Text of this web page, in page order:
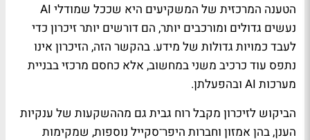
הטענה המרכזית של המשקיעים היא שככל שמודלי AI
נעשים גדולים ומורכבים יותר, הם דורשים יותר זיכרון כדי
לעבד כמויות גדולות של מידע. בהקשר הזה, הזיכרון אינו
נתפס עוד כרכיב משני במחשוב, אלא כחסם מרכזי בבניית
מערכות AI ובהפעלתן.
הביקוש לזיכרון מקבל רוח גבית גם מההשקעות של ענקיות
הענן, בהן אמזון וחברות היפר־סקייל נוספות, שמקימות